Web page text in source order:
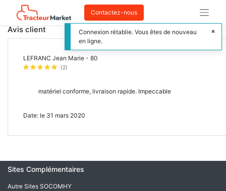
Contactez-nous
Avis client
LEFRANC Jean Marie - 80
(2)
matériel conforme, livraison rapide. Impeccable
Date: le 31 mars 2020
Sites Complémentaires
Autre Sites SOCOMHY
Connexion rétablie. Vous êtes de nouveau
en ligne.